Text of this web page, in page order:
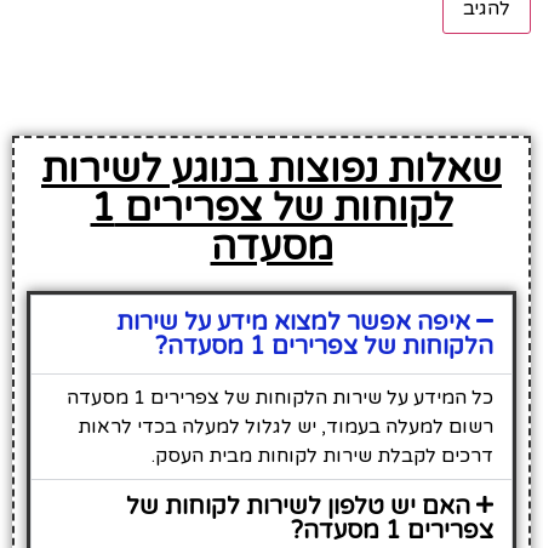
שאלות נפוצות בנוגע לשירות
לקוחות של צפרירים 1
מסעדה
איפה אפשר למצוא מידע על שירות
הלקוחות של צפרירים 1 מסעדה?
כל המידע על שירות הלקוחות של צפרירים 1 מסעדה
רשום למעלה בעמוד, יש לגלול למעלה בכדי לראות
דרכים לקבלת שירות לקוחות מבית העסק.
האם יש טלפון לשירות לקוחות של
צפרירים 1 מסעדה?